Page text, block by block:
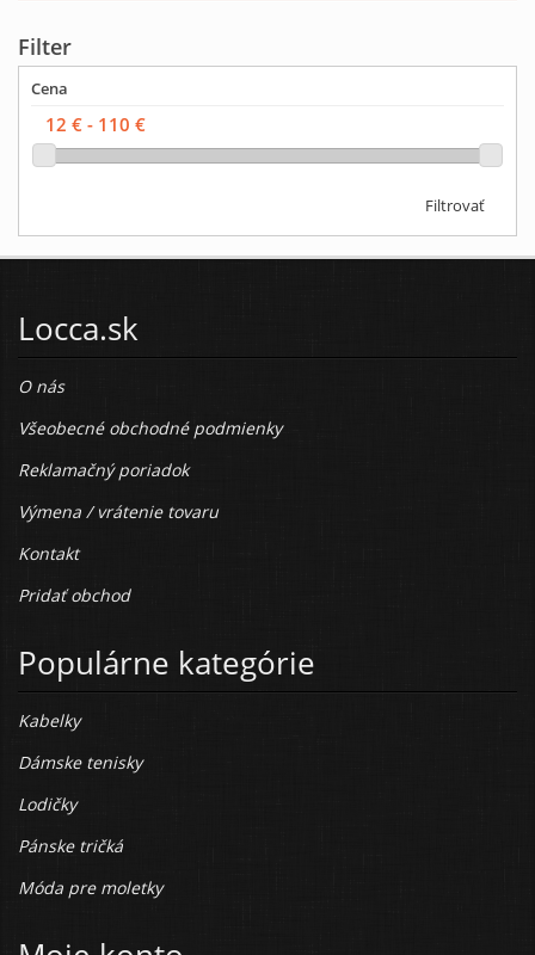
Filter
Cena
Filtrovať
Locca.sk
O nás
Všeobecné obchodné podmienky
Reklamačný poriadok
Výmena / vrátenie tovaru
Kontakt
Pridať obchod
Populárne kategórie
Kabelky
Dámske tenisky
Lodičky
Pánske tričká
Móda pre moletky